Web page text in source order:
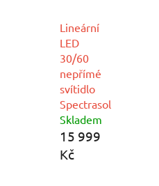
Lineární
LED
30/60
nepřímé
svítidlo
Spectrasol
Skladem
15 999
Kč